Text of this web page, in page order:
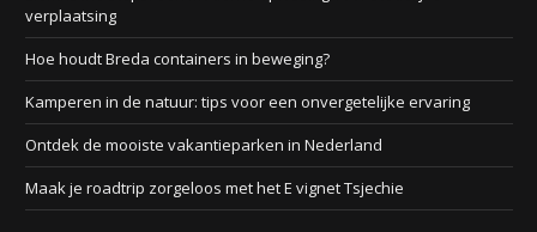
verplaatsing
Hoe houdt Breda containers in beweging?
Kamperen in de natuur: tips voor een onvergetelijke ervaring
Ontdek de mooiste vakantieparken in Nederland
Maak je roadtrip zorgeloos met het E vignet Tsjechie